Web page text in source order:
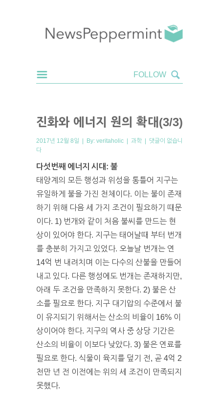
진화와 에너지 원의 확대(3/3)
2017년 12월 8일 | By: veritaholic | 과학 | 댓글이 없습니
다
다섯번째 에너지 시대: 불
태양계의 모든 행성과 위성을 통틀어 지구는
유일하게 불을 가진 천체이다. 이는 불이 존재
하기 위해 다음 세 가지 조건이 필요하기 때문
이다. 1) 번개와 같이 처음 불씨를 만드는 현
상이 있어야 한다. 지구는 태어날때 부터 번개
를 충분히 가지고 있었다. 오늘날 번개는 연
14억 번 내려치며 이는 다수의 산불을 만들어
내고 있다. 다른 행성에도 번개는 존재하지만,
아래 두 조건을 만족하지 못한다. 2) 불은 산
소를 필요로 한다. 지구 대기압의 수준에서 불
이 유지되기 위해서는 산소의 비율이 16% 이
상이어야 한다. 지구의 역사 중 상당 기간은
산소의 비율이 이보다 낮았다. 3) 불은 연료를
필요로 한다. 식물이 육지를 덮기 전, 곧 4억 2
천만 년 전 이전에는 위의 세 조건이 만족되지
못했다.